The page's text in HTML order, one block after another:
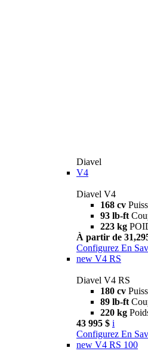
Diavel
V4
Diavel V4
168 cv
93 lb-ft
223 kg
À partir de
Configurez En
new V4 RS
Diavel V4 RS
180 cv
89 lb-ft
220 kg
43 995 $ i
Configurez En
new V4 RS 100